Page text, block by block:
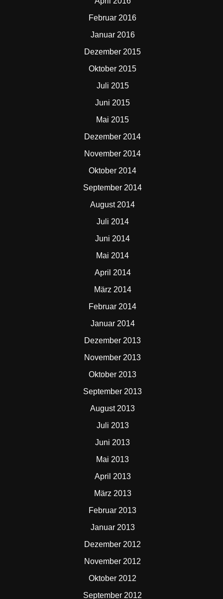
Februar 2016
Januar 2016
Dezember 2015
Oktober 2015
Juli 2015
Juni 2015
Mai 2015
Dezember 2014
November 2014
Oktober 2014
September 2014
August 2014
Juli 2014
Juni 2014
Mai 2014
April 2014
März 2014
Februar 2014
Januar 2014
Dezember 2013
November 2013
Oktober 2013
September 2013
August 2013
Juli 2013
Juni 2013
Mai 2013
April 2013
März 2013
Februar 2013
Januar 2013
Dezember 2012
November 2012
Oktober 2012
September 2012